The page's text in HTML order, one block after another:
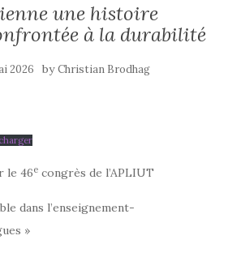
une histoire
à la durabilité
2026 byChristian Brodhag
le 46e congrès de l’APLIUT
dans l’enseignement-
»